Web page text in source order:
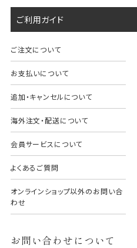
ご利用ガイド
ご注文について
お支払いについて
追加・キャンセルについて
海外注文・配送について
会員サービスについて
よくあるご質問
オンラインショップ以外のお問い合
わせ
お問い合わせについて